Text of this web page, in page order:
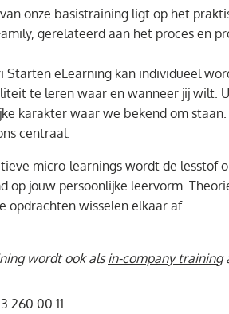
onze basistraining ligt op het
gerelateerd aan het proces en
Starten eLearning kan individueel
te leren waar en wanneer jij wilt.
karakter waar we bekend om
centraal.
micro-learnings wordt de lesstof
op jouw persoonlijke leervorm.
opdrachten wisselen elkaar af.
wordt ook alsin-company training
260 00 11